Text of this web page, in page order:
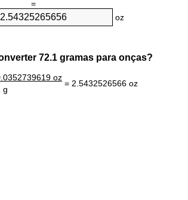
=
oz
72.1 gramas para onças?
oz
= 2.5432526566 oz
g